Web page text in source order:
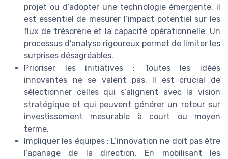
projet ou d’adopter une technologie émergente, il
est essentiel de mesurer l’impact potentiel sur les
flux de trésorerie et la capacité opérationnelle. Un
processus d’analyse rigoureux permet de limiter les
surprises désagréables.
Prioriser les initiatives : Toutes les idées
innovantes ne se valent pas. Il est crucial de
sélectionner celles qui s’alignent avec la vision
stratégique et qui peuvent générer un retour sur
investissement mesurable à court ou moyen
terme.
Impliquer les équipes : L’innovation ne doit pas être
l’apanage de la direction. En mobilisant les